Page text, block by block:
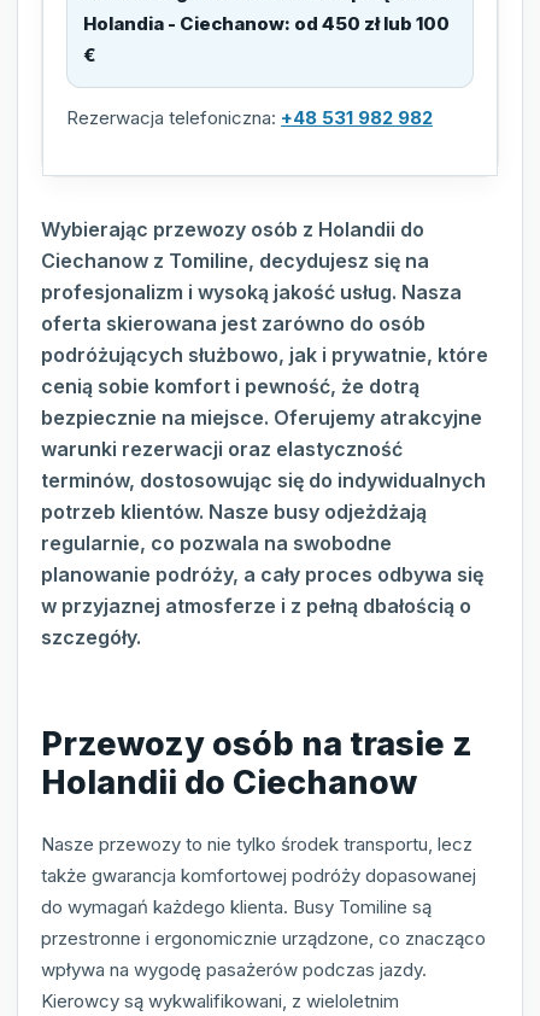
Holandia - Ciechanow: od 450 zł lub 100
€
Rezerwacja telefoniczna: +48 531 982 982
Wybierając przewozy osób z Holandii do
Ciechanow z Tomiline, decydujesz się na
profesjonalizm i wysoką jakość usług. Nasza
oferta skierowana jest zarówno do osób
podróżujących służbowo, jak i prywatnie, które
cenią sobie komfort i pewność, że dotrą
bezpiecznie na miejsce. Oferujemy atrakcyjne
warunki rezerwacji oraz elastyczność
terminów, dostosowując się do indywidualnych
potrzeb klientów. Nasze busy odjeżdżają
regularnie, co pozwala na swobodne
planowanie podróży, a cały proces odbywa się
w przyjaznej atmosferze i z pełną dbałością o
szczegóły.
Przewozy osób na trasie z
Holandii do Ciechanow
Nasze przewozy to nie tylko środek transportu, lecz
także gwarancja komfortowej podróży dopasowanej
do wymagań każdego klienta. Busy Tomiline są
przestronne i ergonomicznie urządzone, co znacząco
wpływa na wygodę pasażerów podczas jazdy.
Kierowcy są wykwalifikowani, z wieloletnim